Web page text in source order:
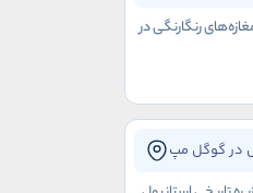
رنگارنگی در
در گوگل مپ